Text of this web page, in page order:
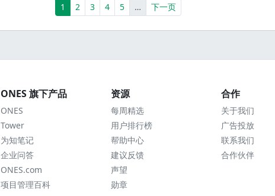
1 (current)
2 3 4 5 …More下一页
ONES 旗下产品
ONES
Tower
为知笔记
企业问答
ONES.com
项目管理百科
资源
每周精选
用户排行榜
帮助中心
建议反馈
声望
勋章
合作
关于我们
广告投放
联系我们
合作伙伴